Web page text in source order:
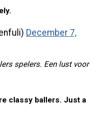
December 7,
spelers. Een lust voor
classy ballers. Just a